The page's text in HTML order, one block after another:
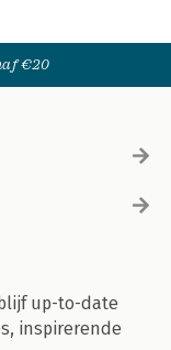
€20
up-to-date
inspirerende